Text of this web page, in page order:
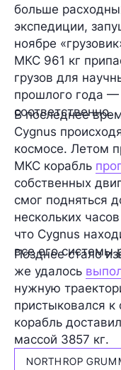
больше
экспедиции,
ноябре
МКС 961 кг
грузов для
прошлого года —
соответственно.
В последнее
Cygnus
космосе. Летом
МКС корабль
собственных
смог подняться
нескольких
что Cygnus
все его системы
Позднее стало
же удалось
нужную
пристыковался
корабль
массой 3857 кг.
NORTHROP